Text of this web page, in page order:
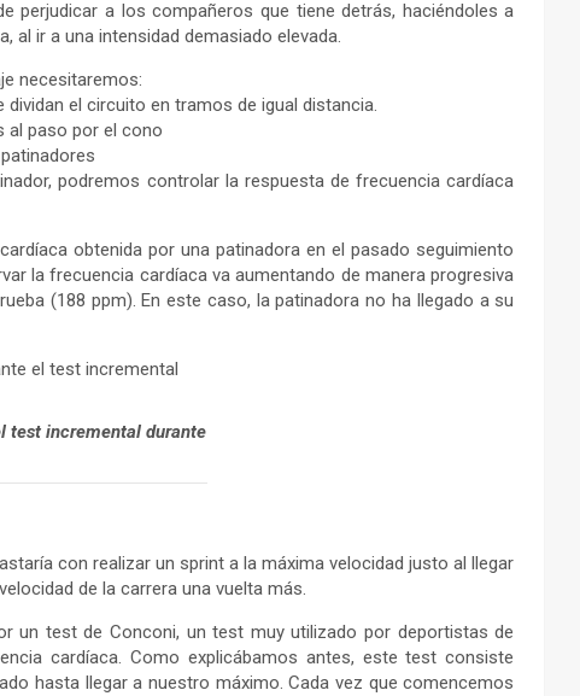
perjudicar a los compañeros que tiene detrás, haciéndoles a
al ir a una intensidad demasiado elevada.
necesitaremos:
el circuito en tramos de igual distancia.
al paso por el cono
podremos controlar la respuesta de frecuencia cardíaca
obtenida por una patinadora en el pasado seguimiento
la frecuencia cardíaca va aumentando de manera progresiva
(188 ppm). En este caso, la patinadora no ha llegado a su
test incremental durante
con realizar un sprint a la máxima velocidad justo al llegar
de la carrera una vuelta más.
un test de Conconi, un test muy utilizado por deportistas de
cardíaca. Como explicábamos antes, este test consiste
hasta llegar a nuestro máximo. Cada vez que comencemos